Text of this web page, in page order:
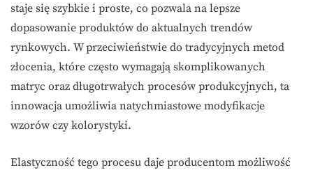
staje się szybkie i proste, co pozwala na lepsze
dopasowanie produktów do aktualnych trendów
rynkowych. W przeciwieństwie do tradycyjnych metod
złocenia, które często wymagają skomplikowanych
matryc oraz długotrwałych procesów produkcyjnych, ta
innowacja umożliwia natychmiastowe modyfikacje
wzorów czy kolorystyki.
Elastyczność tego procesu daje producentom możliwość